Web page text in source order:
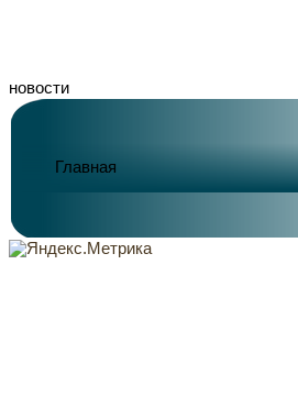
новости
Главная